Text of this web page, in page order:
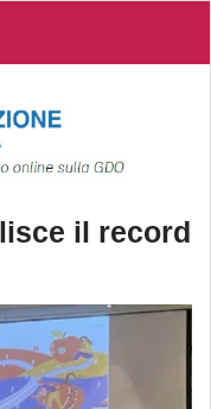
il record